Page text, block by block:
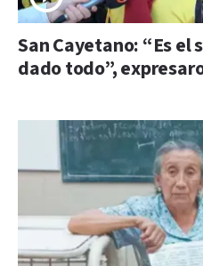
San Cayetano: “Es el
dado todo”,